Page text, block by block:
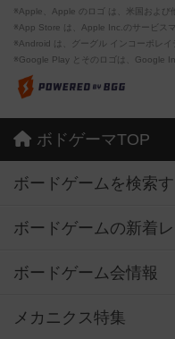
※Apple、Apple のロゴ は、米国および
※App Store は、Apple Inc.のサービスマ
※Android は、グーグル インコーポレイ
※Google Play とそのロゴは、Google
ボドゲーマTOP
ボードゲームを検索
ボードゲームの新着
ボードゲーム会情報
メカニクス特集